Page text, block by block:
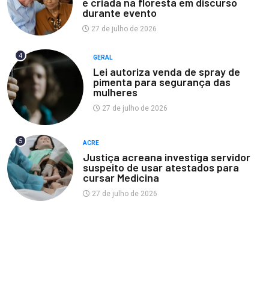
durante evento
27 de julho de 2026
4 GERAL
Lei autoriza venda de spray de
pimenta para segurança das
mulheres
27 de julho de 2026
5 ACRE
Justiça acreana investiga servidor
suspeito de usar atestados para
cursar Medicina
27 de julho de 2026